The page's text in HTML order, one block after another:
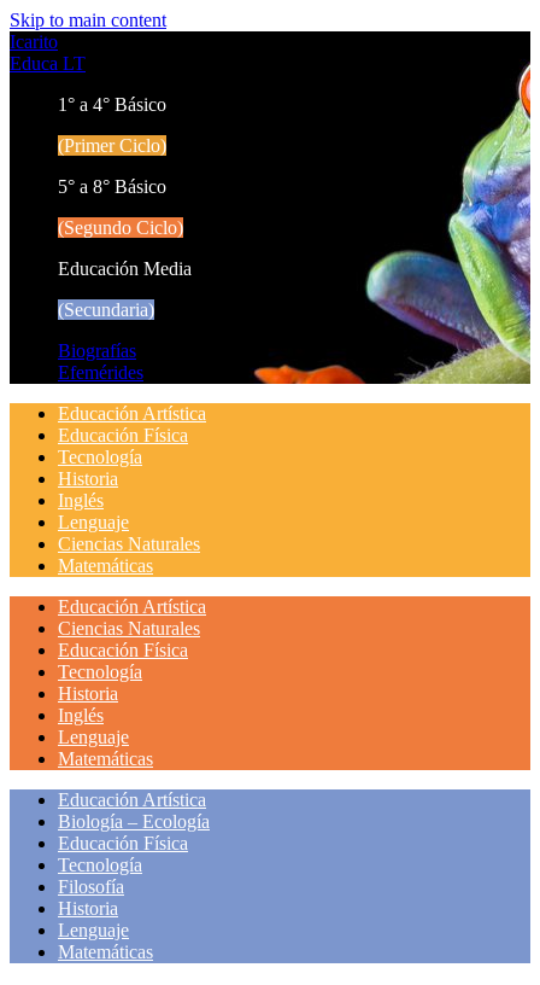
Skip to main content
Icarito
Educa LT
1° a 4° Básico
(Primer Ciclo)
5° a 8° Básico
(Segundo Ciclo)
Educación Media
(Secundaria)
Biografías
Efemérides
Educación Artística
Educación Física
Tecnología
Historia
Inglés
Lenguaje
Ciencias Naturales
Matemáticas
Educación Artística
Ciencias Naturales
Educación Física
Tecnología
Historia
Inglés
Lenguaje
Matemáticas
Educación Artística
Biología – Ecología
Educación Física
Tecnología
Filosofía
Historia
Lenguaje
Matemáticas